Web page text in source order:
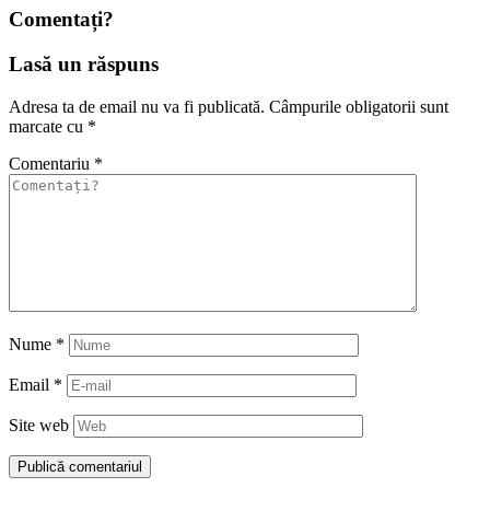
Comentați?
Lasă un răspuns
Adresa ta de email nu va fi publicată. Câmpurile obligatorii sunt
marcate cu *
Comentariu *
Nume *
Email *
Site web